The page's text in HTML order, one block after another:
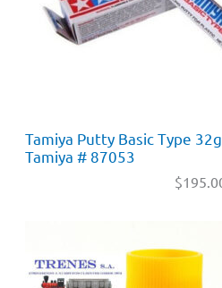
Tamiya Putty Basic Type
Tamiya # 87053
$